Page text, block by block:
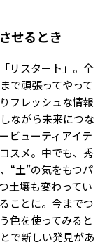
せるとき
リスタート」。全
で頑張ってやって
フレッシュな情報
ながら未来につな
ビューティアイテ
スメ。中でも、秀
“土”の気をもつパ
土壌も変わってい
ことに。今までつ
色を使ってみると
で新しい発見があ